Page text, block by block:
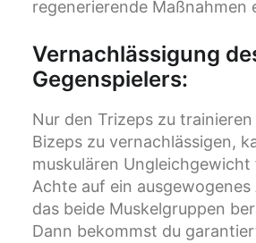
regenerierende Maßnahmen
Vernachlässigung
Gegenspielers:
Nur den Trizeps zu trainieren
Bizeps zu vernachlässigen,
muskulären
Achte auf ein
das beide Muskelgruppen
Dann bekommst du